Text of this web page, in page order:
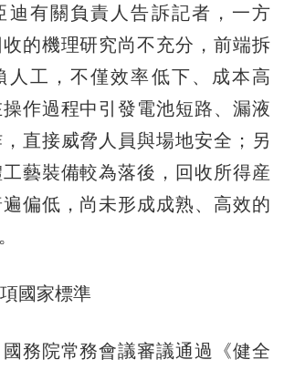
迪有關負責人告訴記者，一方
的機理研究尚不充分，前端拆
人工，不僅效率低下、成本高
作過程中引發電池短路、漏液
直接威脅人員與場地安全；另
藝裝備較為落後，回收所得産
偏低，尚未形成成熟、高效的
國家標準
院常務會議審議通過《健全